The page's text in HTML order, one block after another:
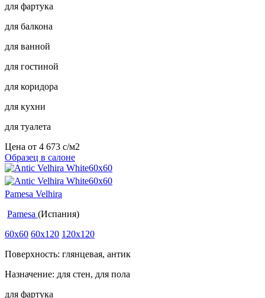
для фартука
для балкона
для ванной
для гостиной
для коридора
для кухни
для туалета
Цена от 4 673 c/м2
Образец в салоне
Pamesa Velhira
Pamesa (Испания)
60x60 60x120 120x120
Поверхность: глянцевая, антик
Назначение: для стен, для пола
для фартука